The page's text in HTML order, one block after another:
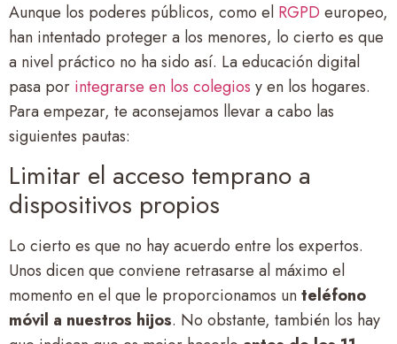
Aunque los poderes públicos, como el RGPD europeo,
han intentado proteger a los menores, lo cierto es que
a nivel práctico no ha sido así. La educación digital
pasa por integrarse en los colegios y en los hogares.
Para empezar, te aconsejamos llevar a cabo las
siguientes pautas:
Limitar el acceso temprano a
dispositivos propios
Lo cierto es que no hay acuerdo entre los expertos.
Unos dicen que conviene retrasarse al máximo el
momento en el que le proporcionamos unteléfono
móvil a nuestros hijos. No obstante, también los hay